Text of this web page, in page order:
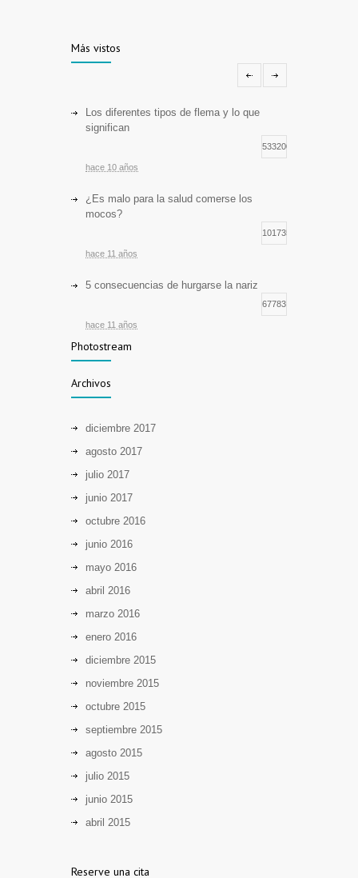
Más vistos
Los diferentes tipos de flema y lo que
significan
533200
hace 10 años
¿Es malo para la salud comerse los
mocos?
101735
hace 11 años
5 consecuencias de hurgarse la nariz
67783
hace 11 años
y boca
hace 11 años
Photostream
Archivos
diciembre 2017
agosto 2017
julio 2017
junio 2017
octubre 2016
junio 2016
mayo 2016
abril 2016
marzo 2016
enero 2016
diciembre 2015
noviembre 2015
octubre 2015
septiembre 2015
agosto 2015
julio 2015
junio 2015
abril 2015
Reserve una cita